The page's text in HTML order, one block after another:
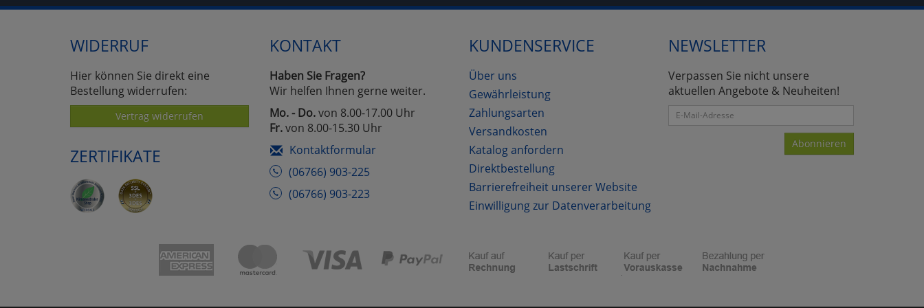
WIDERRUF
Hier können Sie direkt eine
Bestellung widerrufen:
Vertrag widerrufen
ZERTIFIKATE
KONTAKT
Haben Sie Fragen?
Wir helfen Ihnen gerne weiter.
Mo. - Do.von 8.00-17.00 Uhr
Fr.von 8.00-15.30 Uhr
Kontaktformular
(06766) 903-225
(06766) 903-223
KUNDENSERVICE
Über uns
Gewährleistung
Zahlungsarten
Versandkosten
Katalog anfordern
Direktbestellung
Barrierefreiheit unserer Website
Einwilligung zur Datenverarbeitung
NEWSLETTER
Verpassen Sie nicht unsere
aktuellen Angebote & Neuheiten!
Abonnieren